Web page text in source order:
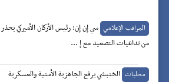
المراقب الإعلامي سي إن إن: رئيس الأركان الأميركي يحذر
من تداعيات التصعيد مع إ ...
محليات الخنبشي يرفع الجاهزية الأمنية والعسكرية